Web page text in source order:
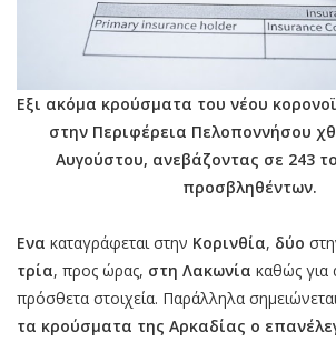
Εξι ακόμα κρούσματα του νέου
στην Περιφέρεια Πελοποννήσου
Αυγούστου, ανεβάζοντας σε 243
προσβληθέντων.
Ενα καταγράφεται στην Κορινθία, δύο
τρία, προς ώρας, στη Λακωνία καθώς για
πρόσθετα στοιχεία. Παράλληλα
τα κρούσματα της Αρκαδίας ο